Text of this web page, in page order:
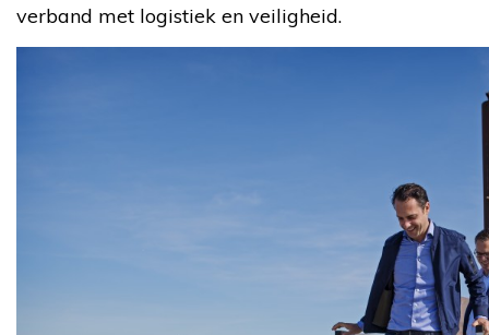
verband met logistiek en veiligheid.